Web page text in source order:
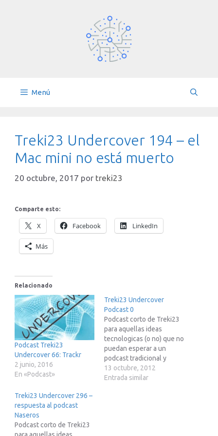
Menú
Treki23 Undercover 194 – el
Mac mini no está muerto
20 octubre, 2017 por treki23
Comparte esto:
X Facebook LinkedIn
Más
Relacionado
Podcast Treki23
Undercover 66: Trackr
2 junio, 2016
En «Podcast»
Treki23 Undercover
Podcast 0
Podcast corto de Treki23
para aquellas ideas
tecnologicas (o no) que no
puedan esperar a un
podcast tradicional y
completo
13 octubre, 2012
Entrada similar
Treki23 Undercover 296 –
respuesta al podcast
Naseros
Podcast corto de Treki23
para aquellas ideas